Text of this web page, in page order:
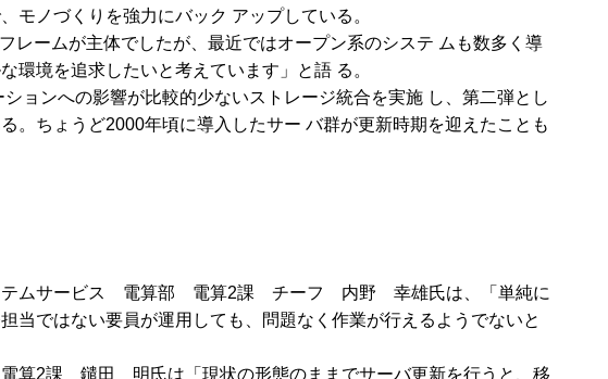
モノづくりを強力にバック アップしている。
レームが主体でしたが、最近ではオープン系のシステ ムも数多く導
環境を追求したいと考えています」と語 る。
ョンへの影響が比較的少ないストレージ統合を実施 し、第二弾とし
。ちょうど2000年頃に導入したサー バ群が更新時期を迎えたことも
ステムサービス 電算部 電算2課 チーフ 内野 幸雄氏は、「単純に
当ではない要員が運用しても、問題なく作業が行えるようでないと
算2課 鑓田 明氏は「現状の形態のままでサーバ更新を行うと、移